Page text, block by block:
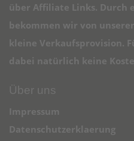
über Affiliate Links. Durch
bekommen wir von
kleine Verkaufsprovision.
dabei natürlich keine
Über uns
Impressum
Datenschutzerklaerung